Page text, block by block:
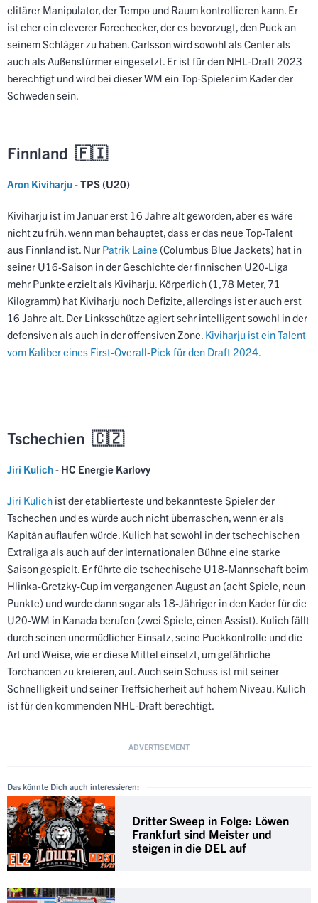
elitärer Manipulator, der Tempo und Raum kontrollieren kann. Er
ist eher ein cleverer Forechecker, der es bevorzugt, den Puck an
seinem Schläger zu haben. Carlsson wird sowohl als Center als
auch als Außenstürmer eingesetzt. Er ist für den NHL-Draft 2023
berechtigt und wird bei dieser WM ein Top-Spieler im Kader der
Schweden sein.
Finnland 🇫🇮
Aron Kiviharju- TPS (U20)
Kiviharju ist im Januar erst 16 Jahre alt geworden, aber es wäre
nicht zu früh, wenn man behauptet, dass er das neue Top-Talent
aus Finnland ist. Nur Patrik Laine (Columbus Blue Jackets) hat in
seiner U16-Saison in der Geschichte der finnischen U20-Liga
mehr Punkte erzielt als Kiviharju. Körperlich (1,78 Meter, 71
Kilogramm) hat Kiviharju noch Defizite, allerdings ist er auch erst
16 Jahre alt. Der Linksschütze agiert sehr intelligent sowohl in der
defensiven als auch in der offensiven Zone. Kiviharju ist ein Talent
vom Kaliber eines First-Overall-Pick für den Draft 2024.
Tschechien 🇨🇿
Jiri Kulich- HC Energie Karlovy
Jiri Kulich ist der etablierteste und bekannteste Spieler der
Tschechen und es würde auch nicht überraschen, wenn er als
Kapitän auflaufen würde. Kulich hat sowohl in der tschechischen
Extraliga als auch auf der internationalen Bühne eine starke
Saison gespielt. Er führte die tschechische U18-Mannschaft beim
Hlinka-Gretzky-Cup im vergangenen August an (acht Spiele, neun
Punkte) und wurde dann sogar als 18-Jähriger in den Kader für die
U20-WM in Kanada berufen (zwei Spiele, einen Assist). Kulich fällt
durch seinen unermüdlicher Einsatz, seine Puckkontrolle und die
Art und Weise, wie er diese Mittel einsetzt, um gefährliche
Torchancen zu kreieren, auf. Auch sein Schuss ist mit seiner
Schnelligkeit und seiner Treffsicherheit auf hohem Niveau. Kulich
ist für den kommenden NHL-Draft berechtigt.
Das könnte Dich auch interessieren:
Dritter Sweep in Folge: Löwen
Frankfurt sind Meister und
steigen in die DEL auf